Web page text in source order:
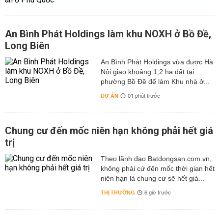
An Bình Phát Holdings làm khu NOXH ở Bồ Đề,
Long Biên
An Bình Phát Holdings vừa được Hà
Nội giao khoảng 1,2 ha đất tại
phường Bồ Đề để làm Khu nhà ở...
DỰ ÁN 01 phút trước
Chung cư đến mốc niên hạn không phải hết giá
trị
Theo lãnh đạo Batdongsan.com.vn,
không phải cứ đến mốc thời gian hết
niên hạn là chung cư sẽ hết giá...
THỊ TRƯỜNG 6 giờ trước